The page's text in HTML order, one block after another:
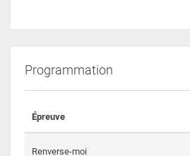
Programmation
Épreuve
Renverse-moi